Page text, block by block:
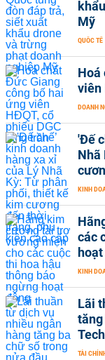
Mỹ
QUỐC TẾ
Hoá
viên
DOANH
'Đế
Nhã
KINH
các
KINH
Lãi
tăng
TÀI